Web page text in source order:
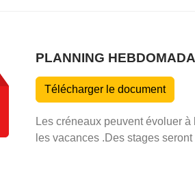
PLANNING
Télécharger le document
Les créneaux peuvent évoluer
les vacances .Des stages